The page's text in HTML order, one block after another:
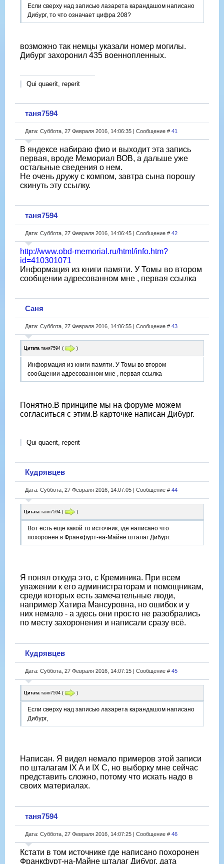
Если сверху над записью лазарета карандашом написано
Дибург, то что означает цифра 208?
возможно так немцы указали номер могилы.
Дибург захоронил 435 военнопленных.
Qui quaerit, reperit
таня7594
Дата: Суббота, 27 Февраля 2016, 14:06:35 | Сообщение # 41
В яндексе набираю фио и выходит эта запись
первая, вроде Мемориал ВОВ, а дальше уже
остальные сведения о нем.
Не очень дружу с компом, завтра сына порошу
скинуть эту ссылку.
таня7594
Дата: Суббота, 27 Февраля 2016, 14:06:45 | Сообщение # 42
http://www.obd-memorial.ru/html/info.htm?
id=410301071
Информация из книги памяти. У Томы во втором
сообщении адресованном мне , первая ссылка
Саня
Дата: Суббота, 27 Февраля 2016, 14:06:55 | Сообщение # 43
Цитата таня7594 ( )
Информация из книги памяти. У Томы во втором
сообщении адресованном мне , первая ссылка
Понятно.В принципе мы на форуме можем
согласиться с этим.В карточке написан Дибург.
Qui quaerit, reperit
Кудрявцев
Дата: Суббота, 27 Февраля 2016, 14:07:05 | Сообщение # 44
Цитата таня7594 ( )
Вот есть еще какой то источник, где написано что
похоронен в Франкфурт-на-Майне шталаг Дибург.
Я понял откуда это, с Креминика. При всем
уважении к его администраторам и помощникам,
среди которых есть замечательные люди,
например Хатира Мансуровна, но ошибок и у
них немало - а здесь они просто не разобрались
по месту захоронения и написали сразу всё.
Кудрявцев
Дата: Суббота, 27 Февраля 2016, 14:07:15 | Сообщение # 45
Цитата таня7594 ( )
Если сверху над записью лазарета карандашом написано
Дибург,
Написан. Я видел немало примеров этой записи
по шталагам IX A и IX C, но выборку мне сейчас
представить сложно, потому что искать надо в
своих материалах.
таня7594
Дата: Суббота, 27 Февраля 2016, 14:07:25 | Сообщение # 46
Кстати в том источнике где написано похоронен
Франкфурт-на-Майне шталаг Дибург. дата